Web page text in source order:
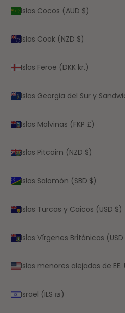
Islas Cocos (AUD $)
Islas Cook (NZD $)
Islas Feroe (DKK kr.)
Islas Georgia del Sur y
Islas Malvinas (FKP £)
Islas Pitcairn (NZD $)
Islas Salomón (SBD $)
Islas Turcas y Caicos (USD $)
Islas Vírgenes Británicas
Islas menores alejadas de EE.
Israel (ILS ₪)